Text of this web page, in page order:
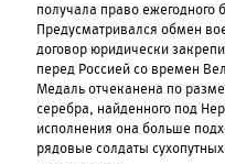
получала право
Предусматривался обмен
договор юридически
перед Россией со времен
Медаль отчеканена по
серебра, найденного под
исполнения она больше
рядовые солдаты